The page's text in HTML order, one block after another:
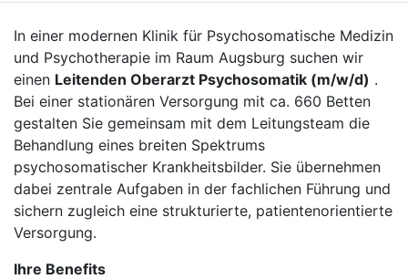
In einer modernen Klinik für Psychosomatische Medizin
und Psychotherapie im Raum Augsburg suchen wir
einen Leitenden Oberarzt Psychosomatik (m/w/d) .
Bei einer stationären Versorgung mit ca. 660 Betten
gestalten Sie gemeinsam mit dem Leitungsteam die
Behandlung eines breiten Spektrums
psychosomatischer Krankheitsbilder. Sie übernehmen
dabei zentrale Aufgaben in der fachlichen Führung und
sichern zugleich eine strukturierte, patientenorientierte
Versorgung.
Ihre Benefits